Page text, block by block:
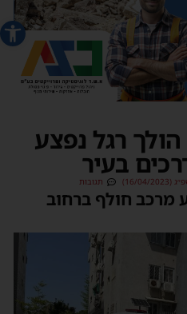
פתח
רגל נפצע
בעיר
2023) תגובות
כבן 60 נפגע מרכב חולף ברחוב